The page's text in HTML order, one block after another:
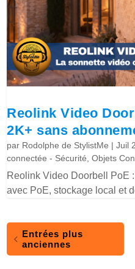
Reolink Video
2K+ sans
par Rodolphe de StylistMe |Juil
connectée - Sécurité ,Objets
Reolink Video Doorbell PoE
avec PoE, stockage local et
Entrées plus
anciennes